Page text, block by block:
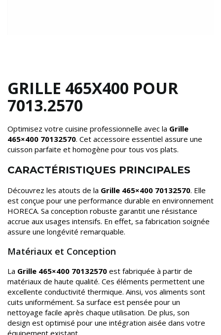
GRILLE 465X400 POUR
7013.2570
Optimisez votre cuisine professionnelle avec la Grille
465×400 70132570. Cet accessoire essentiel assure une
cuisson parfaite et homogène pour tous vos plats.
CARACTÉRISTIQUES PRINCIPALES
Découvrez les atouts de la Grille 465×400 70132570. Elle
est conçue pour une performance durable en environnement
HORECA. Sa conception robuste garantit une résistance
accrue aux usages intensifs. En effet, sa fabrication soignée
assure une longévité remarquable.
Matériaux et Conception
La Grille 465×400 70132570 est fabriquée à partir de
matériaux de haute qualité. Ces éléments permettent une
excellente conductivité thermique. Ainsi, vos aliments sont
cuits uniformément. Sa surface est pensée pour un
nettoyage facile après chaque utilisation. De plus, son
design est optimisé pour une intégration aisée dans votre